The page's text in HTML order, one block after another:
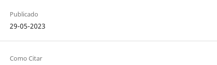
Publicado
29-05-2023
Como Citar